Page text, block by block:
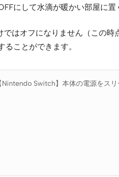
にして水滴が暖かい部屋に置
はオフになりません（この
ことができます。
【Nintendo Switch】本体の電源をス